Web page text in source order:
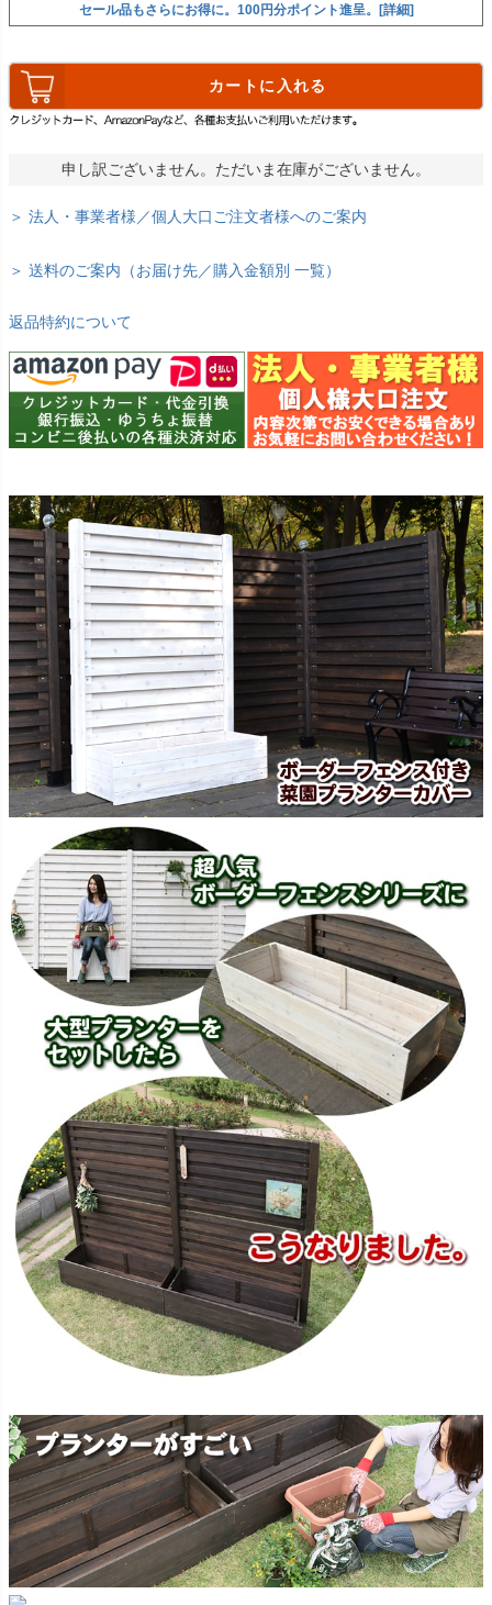
セール品もさらにお得に。100円分ポイント進呈。[詳細]
カートに入れる
申し訳ございません。ただいま在庫がございません。
＞ 法人・事業者様／個人大口ご注文者様へのご案内
＞ 送料のご案内（お届け先／購入金額別 一覧）
返品特約について